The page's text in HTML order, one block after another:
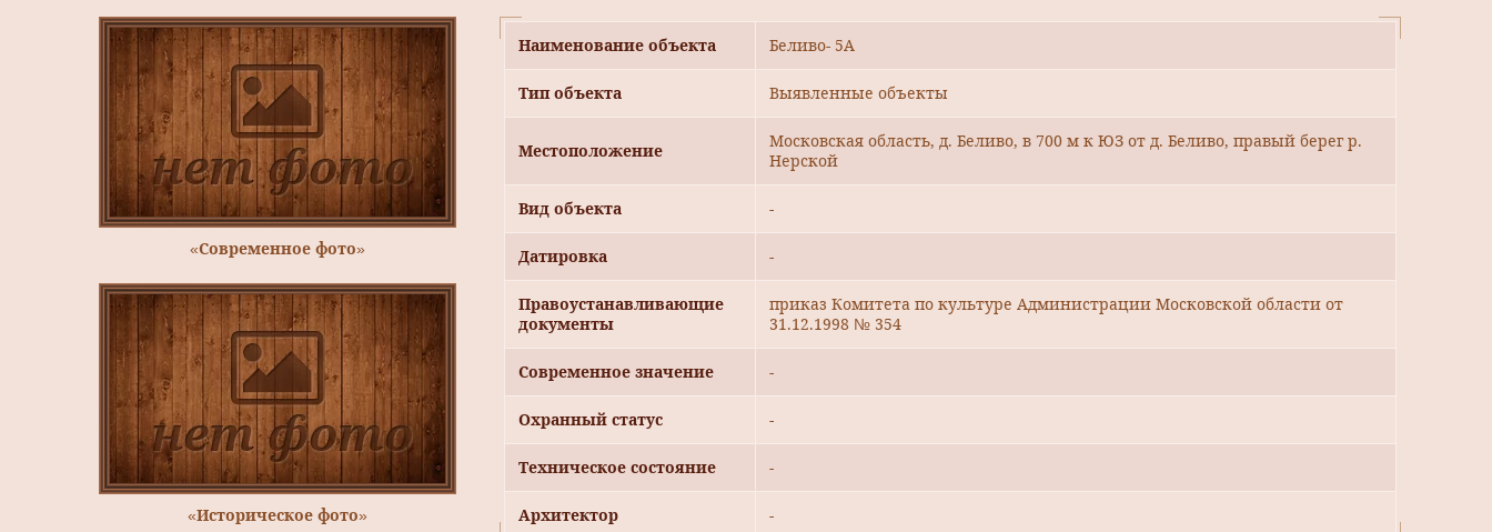
«Современное фото»
«Историческое фото»
Наименование объекта Беливо- 5А
Тип объекта Выявленные объекты
Местоположение
Московская область, д. Беливо, в 700 м к ЮЗ от д. Беливо, правый берег р.
Нерской
Вид объекта -
Датировка -
Правоустанавливающие
документы
приказ Комитета по культуре Администрации Московской области от
31.12.1998 № 354
Современное значение -
Охранный статус -
Техническое состояние -
Архитектор -